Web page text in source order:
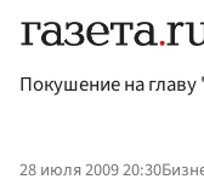
Покушение на
28 июля 2009 20:30